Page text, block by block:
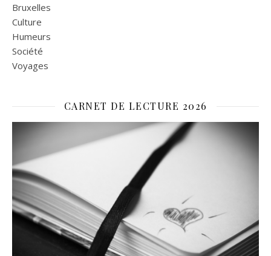
Bruxelles
Culture
Humeurs
Société
Voyages
CARNET DE LECTURE 2026